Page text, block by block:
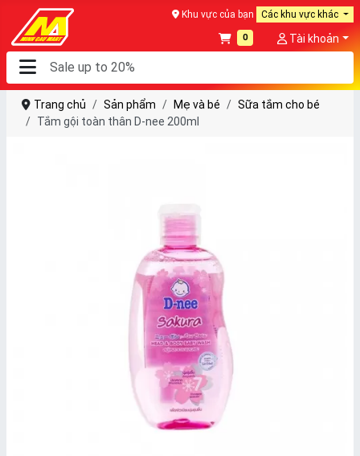
Khu vực của bạn Các khu vực khác
0 Tài khoản
Trang chủ Sản phẩm Mẹ và bé
Sữa tắm cho bé
Tắm gội toàn thân D-nee 200ml